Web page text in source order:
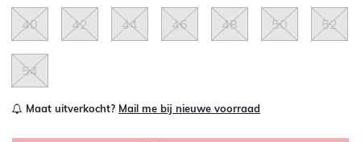
40 42 44 46 48 50 52
54
Maat uitverkocht? Mail me bij nieuwe voorraad